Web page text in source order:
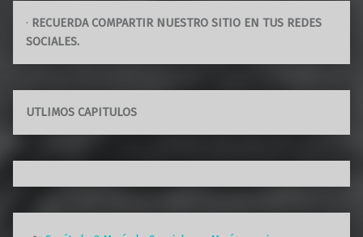
· RECUERDA COMPARTIR NUESTRO SITIO EN TUS REDES
SOCIALES.
UTLIMOS CAPITULOS